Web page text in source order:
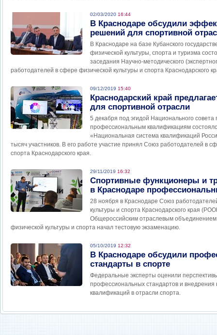
02/03/2020 16:44
В Краснодаре обсудили
решений для спортивной
В Краснодаре на базе Кубанского
физической культуры, спорта и туризма
заседания Научно-методического
работодателей в сфере физической культуры и спорта Краснодарского
09/12/2019 15:40
Краснодарский край
для спортивной отрасли
5 декабря под эгидой Национального
профессиональным квалификациям
«Национальная система квалификаций
тысяч участников. В его работе участие принял Союз работодателей в
спорта Краснодарского края.
29/11/2019 16:32
Спортивные функционеры и
в Краснодаре
28 ноября в Краснодаре Союз
культуры и спорта Краснодарского края
Общероссийским отраслевым
физической культуры и спорта начал тестовую экзаменацию.
05/10/2019 12:32
В Краснодаре обсудили
стандарты в спорте
Федеральные эксперты оценили
профессиональных стандартов и внедрения
квалификаций в отрасли спорта.